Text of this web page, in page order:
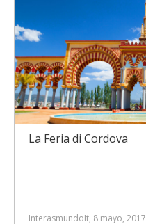
La Feria di Cordova
InterasmundoIt, 8 mayo, 2017